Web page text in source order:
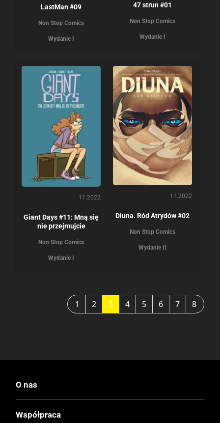
LastMan #09
Non Stop Comics
Wydanie I
47 strun #01
Non Stop Comics
Wydanie I
11.2022
Giant Days #11: Mną się
nie przejmujcie
Non Stop Comics
Wydanie I
11.2022
Diuna. Ród Atrydów #02
Non Stop Comics
Wydanie II
1 2 3 4 5 6 7 8
O nas
Współpraca